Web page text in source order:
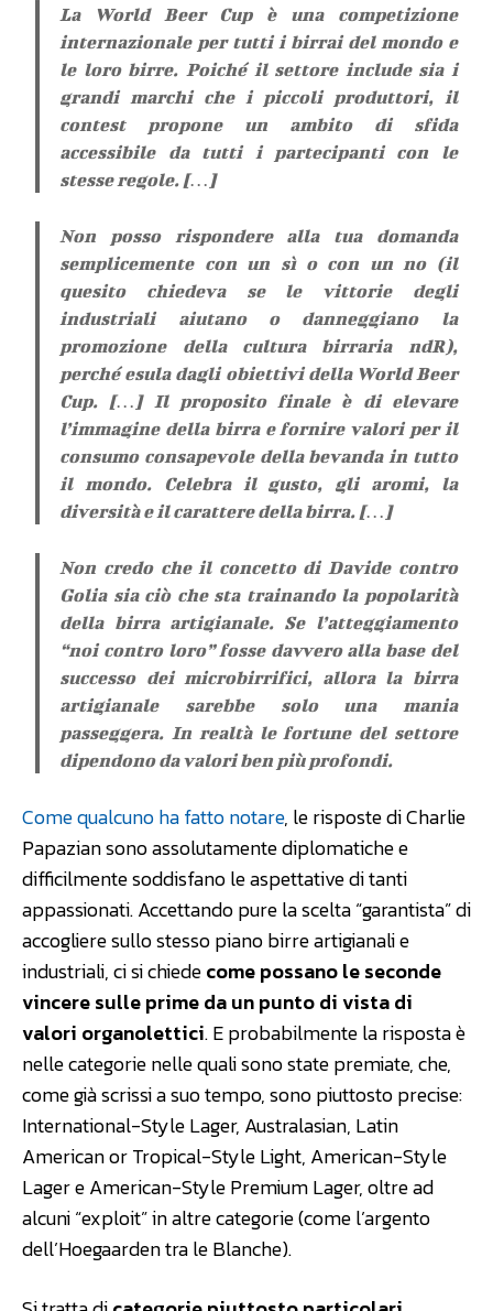
La World Beer Cup è una competizione
internazionale per tutti i birrai del mondo e
le loro birre. Poiché il settore include sia i
grandi marchi che i piccoli produttori, il
contest propone un ambito di sfida
accessibile da tutti i partecipanti con le
stesse regole. […]
Non posso rispondere alla tua domanda
semplicemente con un sì o con un no (il
quesito chiedeva se le vittorie degli
industriali aiutano o danneggiano la
promozione della cultura birraria ndR),
perché esula dagli obiettivi della World Beer
Cup. […] Il proposito finale è di elevare
l’immagine della birra e fornire valori per il
consumo consapevole della bevanda in tutto
il mondo. Celebra il gusto, gli aromi, la
diversità e il carattere della birra. […]
Non credo che il concetto di Davide contro
Golia sia ciò che sta trainando la popolarità
della birra artigianale. Se l’atteggiamento
“noi contro loro” fosse davvero alla base del
successo dei microbirrifici, allora la birra
artigianale sarebbe solo una mania
passeggera. In realtà le fortune del settore
dipendono da valori ben più profondi.
Come qualcuno ha fatto notare, le risposte di Charlie
Papazian sono assolutamente diplomatiche e
difficilmente soddisfano le aspettative di tanti
appassionati. Accettando pure la scelta “garantista” di
accogliere sullo stesso piano birre artigianali e
industriali, ci si chiedecome possano le seconde
vincere sulle prime da un punto di vista di
valori organolettici. E probabilmente la risposta è
nelle categorie nelle quali sono state premiate, che,
come già scrissi a suo tempo, sono piuttosto precise:
International-Style Lager, Australasian, Latin
American or Tropical-Style Light, American-Style
Lager e American-Style Premium Lager, oltre ad
alcuni “exploit” in altre categorie (come l’argento
dell’Hoegaarden tra le Blanche).